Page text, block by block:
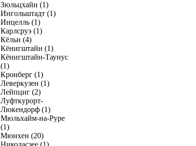
Зюльцхайн (1)
Ингольштадт (1)
Инцелль (1)
Карлсруэ (1)
Кёльн (4)
Кёнигштайн (1)
Кёнигштайн-Таунус
(1)
Кронберг (1)
Леверкузен (1)
Лейпциг (2)
Луфткурорт-
Люкендорф (1)
Мюльхайм-на-Руре
(1)
Мюнхен (20)
Николасзее (1)